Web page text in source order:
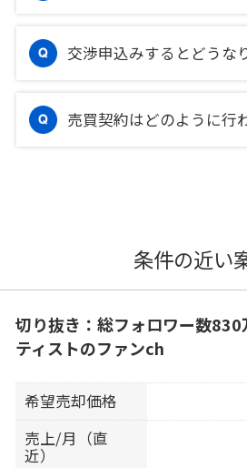
交渉申込みするとどうな
売買契約はどのように行
条件の近い
切り抜き：総フォロワー数830
ティストのファンch
希望売却価格
売上/月（直
近）